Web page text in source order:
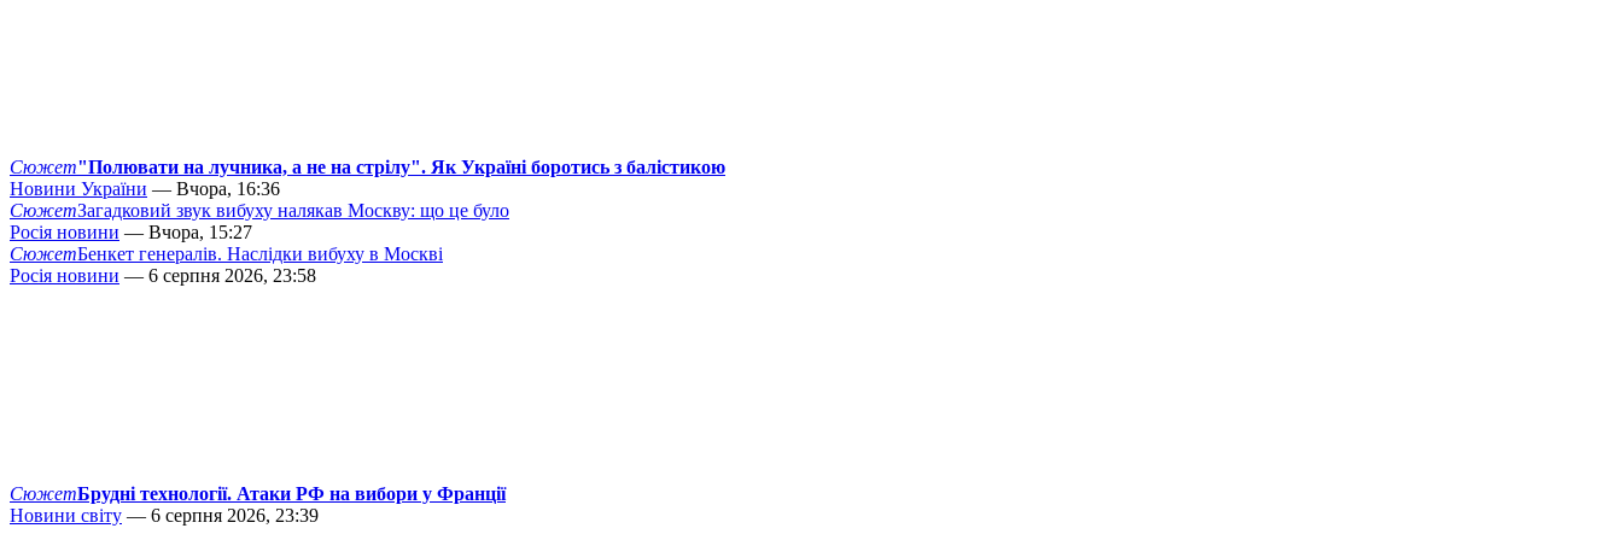
Сюжет"Полювати на лучника, а не на стрілу". Як Україні боротись з балістикою
Новини України — Вчора, 16:36
СюжетЗагадковий звук вибуху налякав Москву: що це було
Росія новини — Вчора, 15:27
СюжетБенкет генералів. Наслідки вибуху в Москві
Росія новини — 6 серпня 2026, 23:58
СюжетБрудні технології. Атаки РФ на вибори у Франції
Новини світу — 6 серпня 2026, 23:39